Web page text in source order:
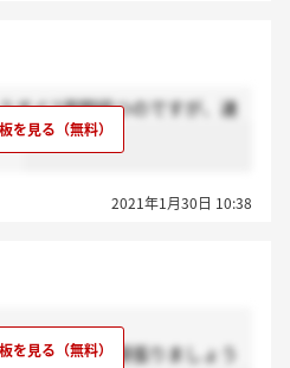
すぐ2週間経つのですが、連
？
2021年1月30日 10:38
！願いつつ頑張りましょう